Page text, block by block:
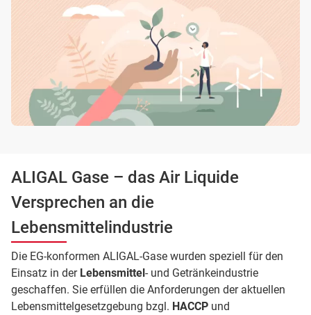
ALIGAL Gase – das Air Liquide
Versprechen an die
Lebensmittelindustrie
Die EG-konformen ALIGAL-Gase wurden speziell für den
Einsatz in der Lebensmittel- und Getränkeindustrie
geschaffen. Sie erfüllen die Anforderungen der aktuellen
Lebensmittelgesetzgebung bzgl. HACCP und